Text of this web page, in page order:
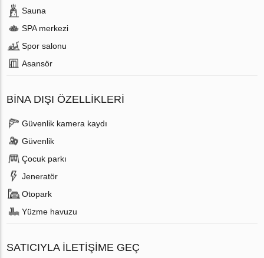
Sauna
SPA merkezi
Spor salonu
Аsansör
BINA DIŞI ÖZELLIKLERI
Güvenlik kamera kaydı
Güvenlik
Çocuk parkı
Jeneratör
Otopark
Yüzme havuzu
SATICIYLA ILETIŞIME GEÇ